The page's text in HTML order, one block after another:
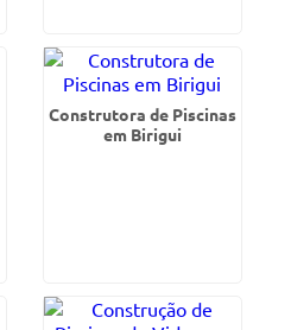
Construtora de Piscinas
em Birigui